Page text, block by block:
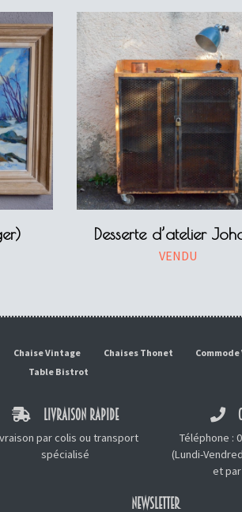
Desserte d’atelier
VENDU
Chaise Vintage Chaises Thonet
Table Bistrot
LIVRAISON RAPIDE
par colis ou transport
spécialisé
Téléphone :
(Lundi-
et
NEWSLETTER